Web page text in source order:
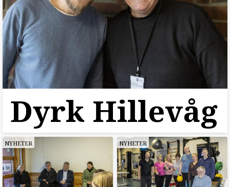
Dyrk Hillevåg
NYHETER NYHETER